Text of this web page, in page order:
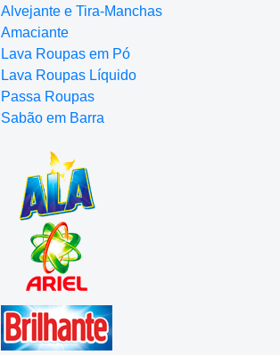
Alvejante e Tira-Manchas
Amaciante
Lava Roupas em Pó
Lava Roupas Líquido
Passa Roupas
Sabão em Barra